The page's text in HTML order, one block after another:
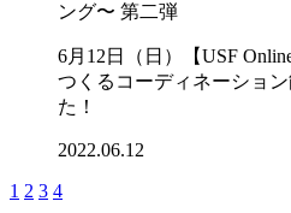
ング〜 第二弾
6月12日（日）【USF
つくるコーディネーショ
た！
2022.06.12
1 2 3 4